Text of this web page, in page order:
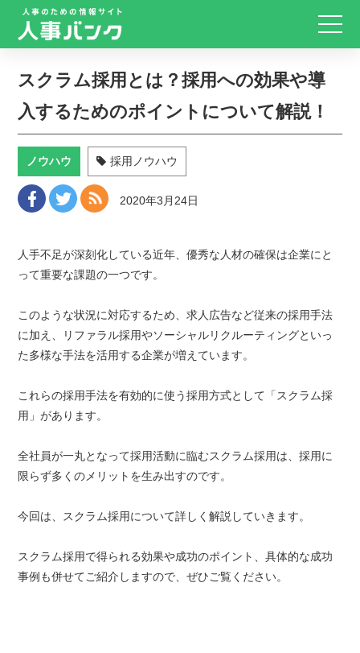
スクラム採用とは？採用への効果や導
入するためのポイントについて解説！
ノウハウ 採用ノウハウ
2020年3月24日
人手不足が深刻化している近年、優秀な人材の確保は企業にと
って重要な課題の一つです。
このような状況に対応するため、求人広告など従来の採用手法
に加え、リファラル採用やソーシャルリクルーティングといっ
た多様な手法を活用する企業が増えています。
これらの採用手法を有効的に使う採用方式として「スクラム採
用」があります。
全社員が一丸となって採用活動に臨むスクラム採用は、採用に
限らず多くのメリットを生み出すのです。
今回は、スクラム採用について詳しく解説していきます。
スクラム採用で得られる効果や成功のポイント、具体的な成功
事例も併せてご紹介しますので、ぜひご覧ください。